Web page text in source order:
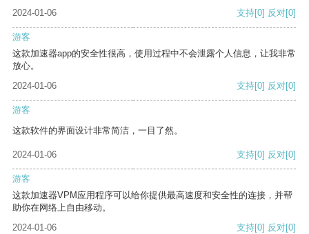
2024-01-06 支持[0] 反对[0]
游客
这款加速器app的安全性很高，使用过程中不会泄露个人信息，让我非常
放心。
2024-01-06
支持[0] 反对[0]
游客
这款软件的界面设计非常简洁，一目了然。
2024-01-06 支持[0] 反对[0]
游客
这款加速器VPM应用程序可以给你提供最高速度和安全性的连接，并帮
助你在网络上自由移动。
2024-01-06
支持[0] 反对[0]